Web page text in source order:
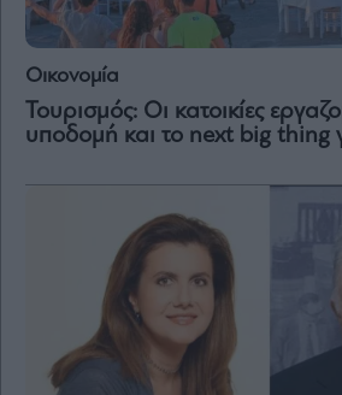
Οικονομία
Τουρισμός: Οι κατοικίες
υποδομή και το next big thing